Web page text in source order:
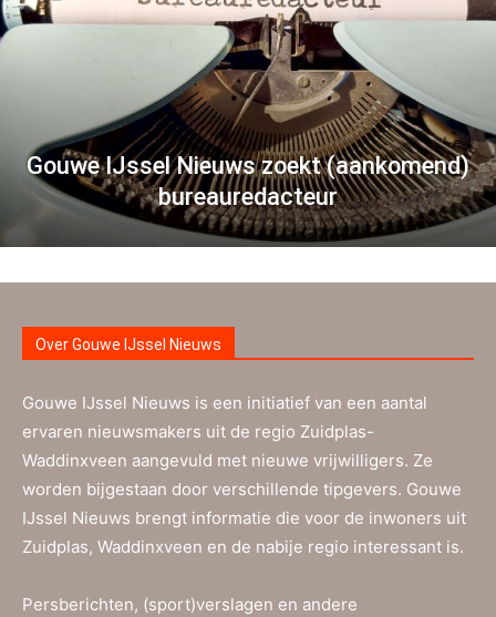
Gouwe IJssel Nieuws zoekt (aankomend)
bureauredacteur
Over Gouwe IJssel Nieuws
Gouwe IJssel Nieuws is een initiatief van een aantal
ervaren nieuwsmakers uit de regio Zuidplas-
Waddinxveen aangevuld met nieuwe vrijwilligers. Ze
worden bijgestaan door verschillende tipgevers. Gouwe
IJssel Nieuws brengt informatie die voor de inwoners uit
Zuidplas, Waddinxveen en de nabije regio interessant is.
Persberichten, (sport)verslagen en andere